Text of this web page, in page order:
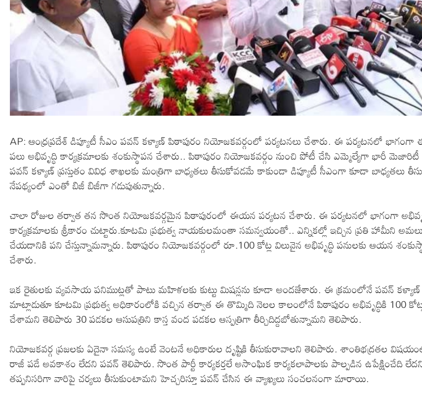
AP: ఆంధ్రప్రదేశ్ డిప్యూటీ సీఎం పవన్ కళ్యాణ్ పిఠాపురం నియోజకవర్గంలో పర్యటనలు చేశారు. ఈ పర్యటనలో
పలు అభివృద్ధి కార్యక్రమాలకు శంకుస్థాపన చేశారు.. పిఠాపురం నియోజకవర్గం నుంచి పోటీ చేసి ఎమ్మెల్యేగా భారీ
పవన్ కళ్యాణ్ ప్రస్తుతం వివిధ శాఖలకు మంత్రిగా బాధ్యతలు తీసుకోవడమే కాకుండా డిప్యూటీ సీఎంగా కూడా బాధ్యతలు
నేపథ్యంలో ఎంతో బిజీ బిజీగా గడుపుతున్నారు.
చాలా రోజుల తర్వాత తన సొంత నియోజకవర్గమైన పిఠాపురంలో ఈయన పర్యటన చేశారు. ఈ పర్యటనలో భాగంగా
కార్యక్రమాలకు శ్రీకారం చుట్టారు.కూటమి ప్రభుత్వ నాయకులమంతా సమన్వయంతో.. ఎన్నికల్లో ఇచ్చిన ప్రతి హామీని అమలు
చేయడానికి పని చేస్తున్నామన్నారు. పిఠాపురం నియోజకవర్గంలో రూ.100 కోట్ల విలువైన అభివృద్ధి పనులకు ఆయన
చేశారు.
ఇక రైతులకు వ్యవసాయ పనిముట్లతో పాటు మహిళలకు కుట్టు మిషన్లను కూడా అందజేశారు. ఈ క్రమంలోనే పవన్ కళ్యాణ్
మాట్లాడుతూ కూటమి ప్రభుత్వ అధికారంలోకి వచ్చిన తర్వాత ఈ తొమ్మిది నెలల కాలంలోనే పిఠాపురం అభివృద్ధికి 100
చేశామని తెలిపారు 30 పడకల ఆసుపత్రిని కాస్త వంద పడకల ఆస్పత్రిగా తీర్చిదిద్దబోతున్నామని తెలిపారు.
నియోజకవర్గ ప్రజలకు ఏదైనా సమస్య ఉంటే వెంటనే అధికారుల దృష్టికి తీసుకురావాలని తెలిపారు. శాంతిభద్రతల
రాజీ పడే అవకాశం లేదని పవన్ తెలిపారు. సొంత పార్టీ కార్యకర్తలే అసాంఘిక కార్యకలాపాలకు పాల్పడిన ఉపేక్షించేది
తప్పనిసరిగా వారిపై చర్యలు తీసుకుంటామని హెచ్చరిస్తూ పవన్ చేసిన ఈ వ్యాఖ్యలు సంచలనంగా మారాయి.